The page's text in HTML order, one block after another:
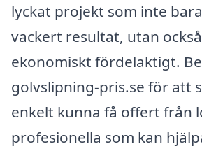
lyckat projekt som inte
vackert resultat, utan
ekonomiskt fördelaktigt.
golvslipning-pris.se för att
enkelt kunna få offert från
profesionella som kan